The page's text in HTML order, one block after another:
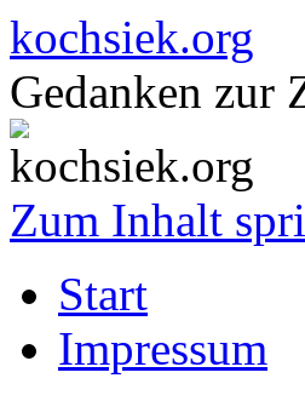
kochsiek.org
Gedanken zur
Zum Inhalt
Start
Impressum